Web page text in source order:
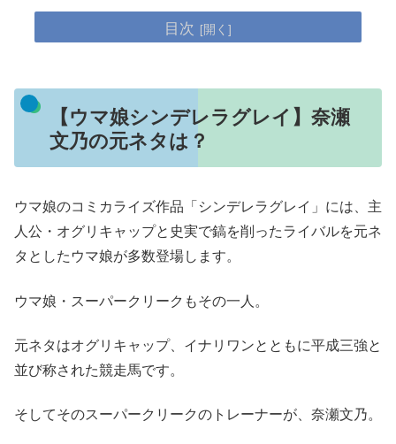
目次
【ウマ娘シンデレラグレイ】奈瀬
文乃の元ネタは？
ウマ娘のコミカライズ作品「シンデレラグレイ」には、主
人公・オグリキャップと史実で鎬を削ったライバルを元ネ
タとしたウマ娘が多数登場します。
ウマ娘・スーパークリークもその一人。
元ネタはオグリキャップ、イナリワンとともに平成三強と
並び称された競走馬です。
そしてそのスーパークリークのトレーナーが、奈瀬文乃。